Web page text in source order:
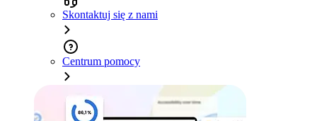
Skontaktuj się z nami
Centrum pomocy